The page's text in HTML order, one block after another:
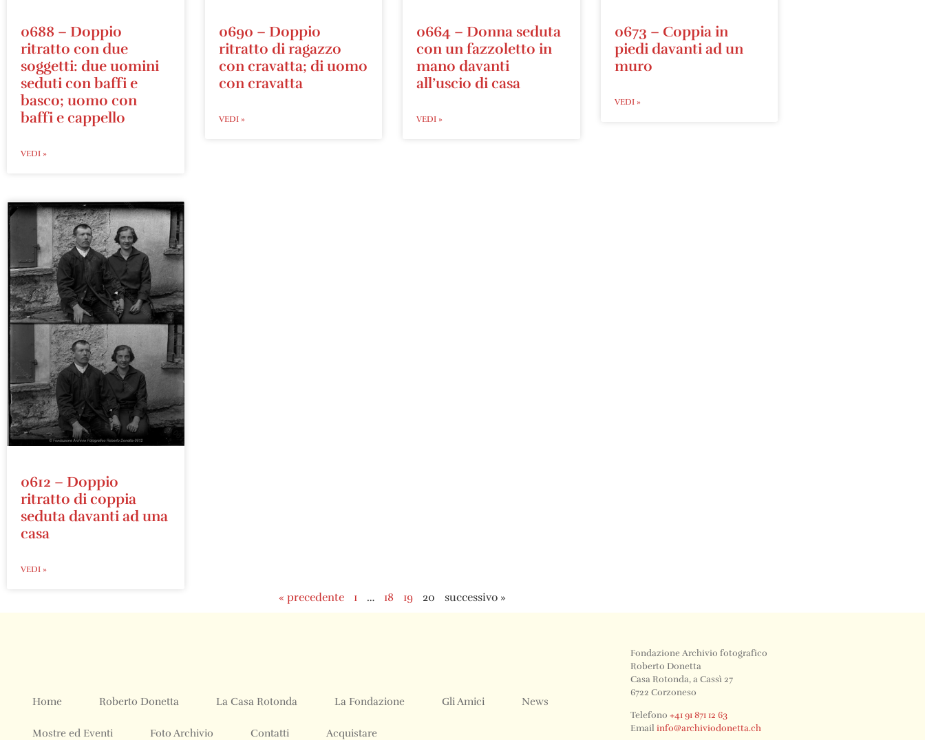
0688 – Doppio
ritratto con due
soggetti: due uomini
seduti con baffi e
basco; uomo con
baffi e cappello
VEDI »
0690 – Doppio
ritratto di ragazzo
con cravatta; di uomo
con cravatta
VEDI »
0664 – Donna seduta
con un fazzoletto in
mano davanti
all’uscio di casa
VEDI »
0673 – Coppia in
piedi davanti ad un
muro
VEDI »
0612 – Doppio
ritratto di coppia
seduta davanti ad una
casa
VEDI »
« precedente 1 … 18 19 20 successivo »
Home Roberto Donetta La Casa Rotonda La Fondazione Gli Amici News
Mostre ed Eventi Foto Archivio Contatti Acquistare
Fondazione Archivio fotografico
Roberto Donetta
Casa Rotonda, a Cassì 27
6722 Corzoneso
Telefono +41 91 871 12 63
Email info@archiviodonetta.ch